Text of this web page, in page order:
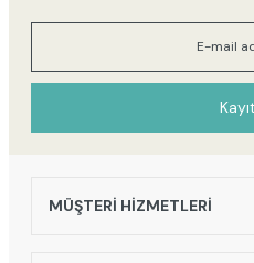
Ürün fiyatı diğer sitelerden daha
Bu ürüne benzer farklı alternatifler
MÜŞTERİ HİZMETLERİ